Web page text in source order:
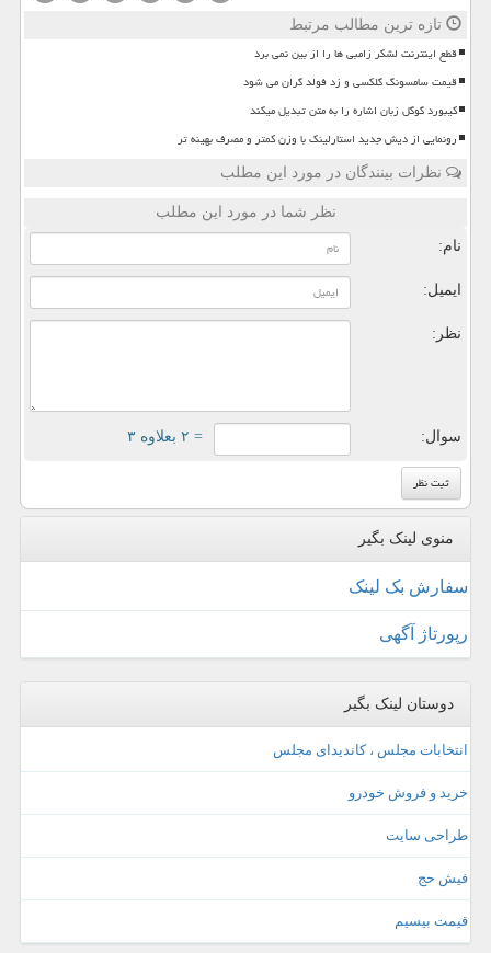
تازه ترین مطالب مرتبط
قطع اینترنت لشکر زامبی ها را از بین نمی برد
قیمت سامسونگ گلکسی و زد فولد گران می شود
کیبورد گوگل زبان اشاره را به متن تبدیل میکند
رونمایی از دیش جدید استارلینک با وزن کمتر و مصرف بهینه تر
نظرات بینندگان در مورد این مطلب
نظر شما در مورد این مطلب
نام:
ایمیل:
نظر:
سوال: = ۲ بعلاوه ۳
منوی لینک بگیر
سفارش بک لینک
رپورتاژ آگهی
دوستان لینک بگیر
انتخابات مجلس ، کاندیدای مجلس
خرید و فروش خودرو
طراحی سایت
فیش حج
قیمت بیسیم